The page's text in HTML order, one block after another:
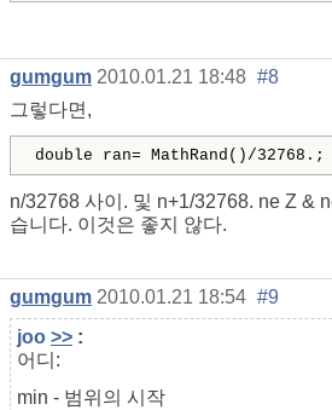
gumgum 2010.01.21 18:48 #8
그렇다면,
double ran= MathRand()/32768.;
n/32768 사이. 및 n+1/32768. ne Z &
습니다. 이것은 좋지 않다.
gumgum 2010.01.21 18:54 #9
joo >> :
어디:
min - 범위의 시작